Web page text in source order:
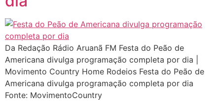
Da Redação Rádio Aruanã FM Festa do Peão de
Americana divulga programação completa por dia |
Movimento Country Home Rodeios Festa do Peão de
Americana divulga programação completa por dia
Fonte: MovimentoCountry